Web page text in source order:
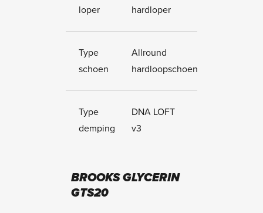
loper
hardloper
Type
schoen
Allround
hardloopschoen
Type
demping
DNA LOFT
v3
BROOKS GLYCERIN
GTS20